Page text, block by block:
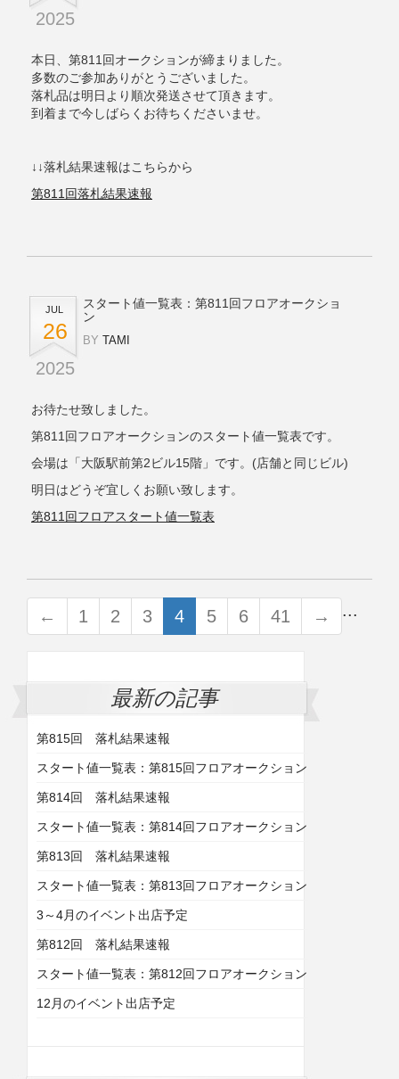
2025
本日、第811回オークションが締まりました。
多数のご参加ありがとうございました。
落札品は明日より順次発送させて頂きます。
到着まで今しばらくお待ちくださいませ。
↓↓落札結果速報はこちらから
第811回落札結果速報
JUL
26
2025
スタート値一覧表：第811回フロアオークショ
ン
BY TAMI
お待たせ致しました。
第811回フロアオークションのスタート値一覧表です。
会場は「大阪駅前第2ビル15階」です。(店舗と同じビル)
明日はどうぞ宜しくお願い致します。
第811回フロアスタート値一覧表
← 1 2 3 4 5 6 ...
41 →
最新の記事
第815回 落札結果速報
スタート値一覧表：第815回フロアオークション
第814回 落札結果速報
スタート値一覧表：第814回フロアオークション
第813回 落札結果速報
スタート値一覧表：第813回フロアオークション
3～4月のイベント出店予定
第812回 落札結果速報
スタート値一覧表：第812回フロアオークション
12月のイベント出店予定